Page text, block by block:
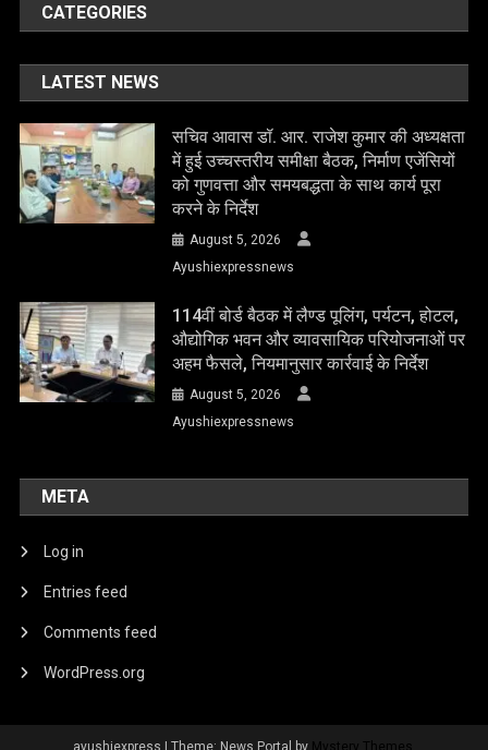
CATEGORIES
LATEST NEWS
सचिव आवास डॉ. आर. राजेश कुमार की अध्यक्षता
में हुई उच्चस्तरीय समीक्षा बैठक, निर्माण एजेंसियों
को गुणवत्ता और समयबद्धता के साथ कार्य पूरा
करने के निर्देश
August 5, 2026
Ayushiexpressnews
114वीं बोर्ड बैठक में लैण्ड पूलिंग, पर्यटन, होटल,
औद्योगिक भवन और व्यावसायिक परियोजनाओं पर
अहम फैसले, नियमानुसार कार्रवाई के निर्देश
August 5, 2026
Ayushiexpressnews
META
Log in
Entries feed
Comments feed
WordPress.org
ayushiexpress | Theme: News Portal by Mystery Themes